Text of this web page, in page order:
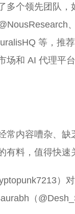
多个领先团队，
、
等，推
场和 AI 代理平
常内容嘈杂、缺
有料，值得快速
）
（